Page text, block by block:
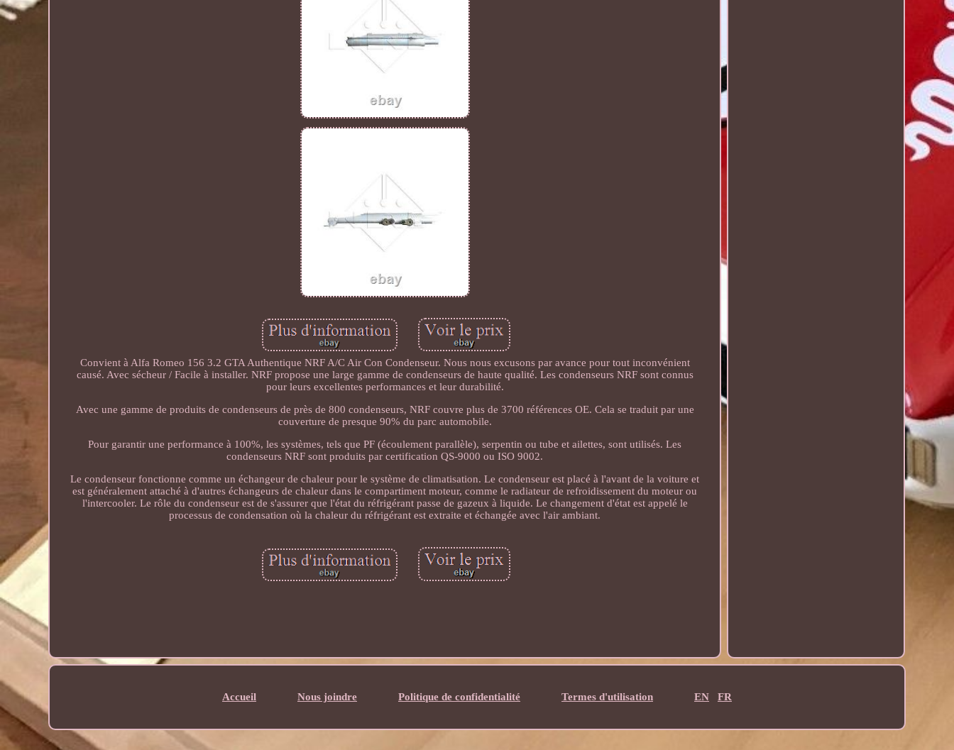
Convient à Alfa Romeo 156 3.2 GTA Authentique NRF A/C Air Con Condenseur. Nous nous excusons par avance pour tout inconvénient
causé. Avec sécheur / Facile à installer. NRF propose une large gamme de condenseurs de haute qualité. Les condenseurs NRF sont connus
pour leurs excellentes performances et leur durabilité.
Avec une gamme de produits de condenseurs de près de 800 condenseurs, NRF couvre plus de 3700 références OE. Cela se traduit par une
couverture de presque 90% du parc automobile.
Pour garantir une performance à 100%, les systèmes, tels que PF (écoulement parallèle), serpentin ou tube et ailettes, sont utilisés. Les
condenseurs NRF sont produits par certification QS-9000 ou ISO 9002.
Le condenseur fonctionne comme un échangeur de chaleur pour le système de climatisation. Le condenseur est placé à l'avant de la voiture et
est généralement attaché à d'autres échangeurs de chaleur dans le compartiment moteur, comme le radiateur de refroidissement du moteur ou
l'intercooler. Le rôle du condenseur est de s'assurer que l'état du réfrigérant passe de gazeux à liquide. Le changement d'état est appelé le
processus de condensation où la chaleur du réfrigérant est extraite et échangée avec l'air ambiant.
Accueil Nous joindre Politique de confidentialité Termes d'utilisation EN FR